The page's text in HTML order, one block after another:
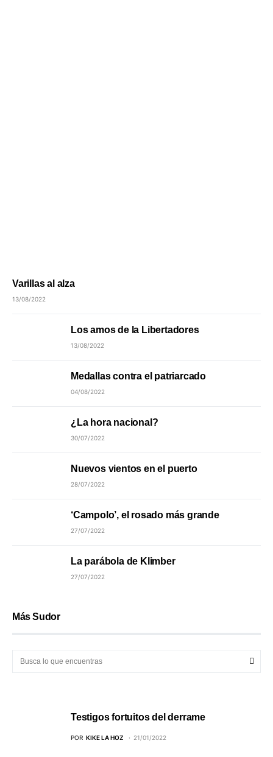
Varillas al alza
13/08/2022
Los amos de la Libertadores
13/08/2022
Medallas contra el patriarcado
04/08/2022
¿La hora nacional?
30/07/2022
Nuevos vientos en el puerto
28/07/2022
‘Campolo’, el rosado más grande
27/07/2022
La parábola de Klimber
27/07/2022
Más Sudor
Testigos fortuitos del derrame
POR KIKE LA HOZ 21/01/2022